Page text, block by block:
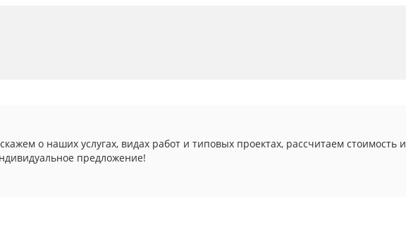
о наших услугах, видах работ и типовых проектах, рассчитаем стоимость и
предложение!